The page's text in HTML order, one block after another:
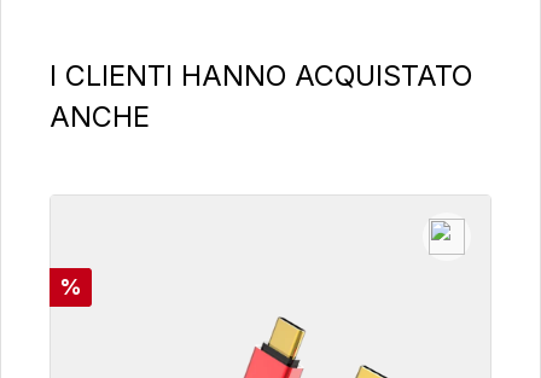
Salta la galleria dei prodotti
I CLIENTI HANNO ACQUISTATO
ANCHE
Sconto
%